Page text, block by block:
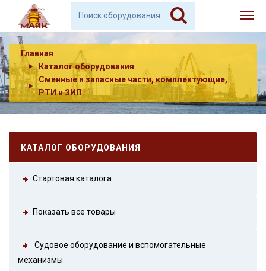
Главная
Каталог оборудования
Сменные и запасные части, комплектующие,
РТИ и ЗИП
КАТАЛОГ ОБОРУДОВАНИЯ
Стартовая каталога
Показать все товары
Судовое оборудование и вспомогательные
механизмы